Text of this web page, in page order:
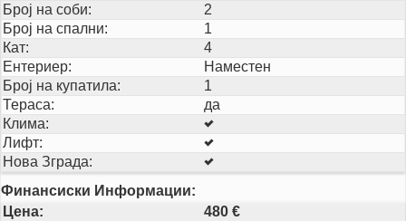
Број на соби:
2
Број на спални:
1
Кат:
4
Ентериер:
Наместен
Број на купатила:
1
Тераса:
да
Клима:
Лифт:
Нова Зграда:
Финансиски Информации:
Цена:
480 €